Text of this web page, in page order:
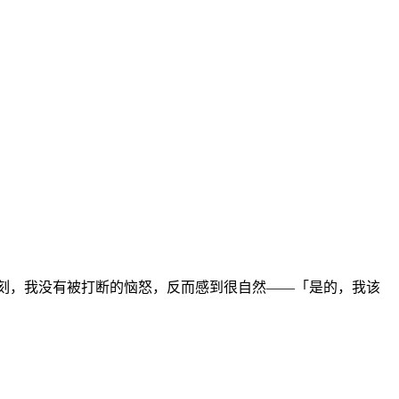
，我没有被打断的恼怒，反而感到很自然——「是的，我该